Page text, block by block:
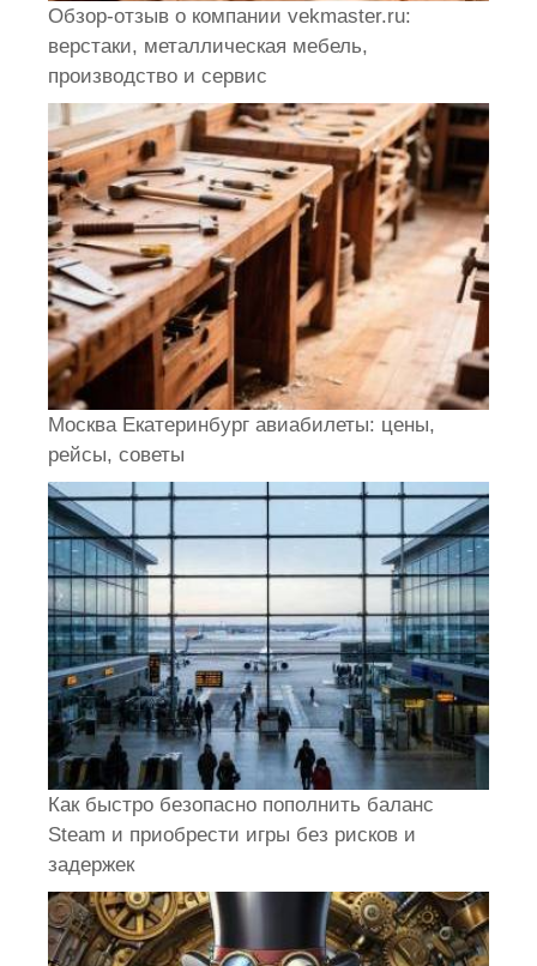
Обзор-отзыв о компании vekmaster.ru:
верстаки, металлическая мебель,
производство и сервис
Москва Екатеринбург авиабилеты: цены,
рейсы, советы
Как быстро безопасно пополнить баланс
Steam и приобрести игры без рисков и
задержек